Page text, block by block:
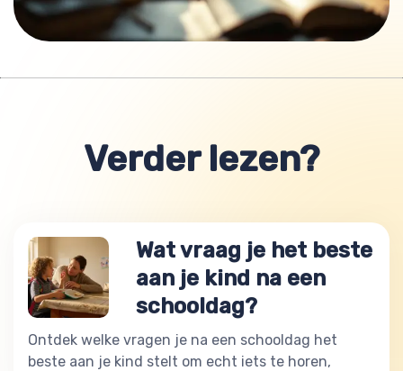
Verder lezen?
Wat vraag je het beste
aan je kind na een
schooldag?
Ontdek welke vragen je na een schooldag het
beste aan je kind stelt om echt iets te horen,